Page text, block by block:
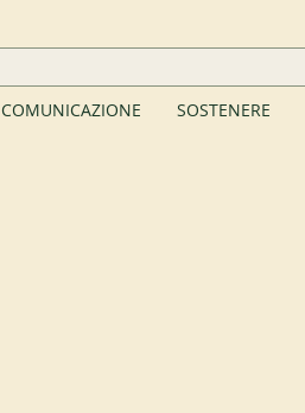
COMUNICAZIONE SOSTENERE